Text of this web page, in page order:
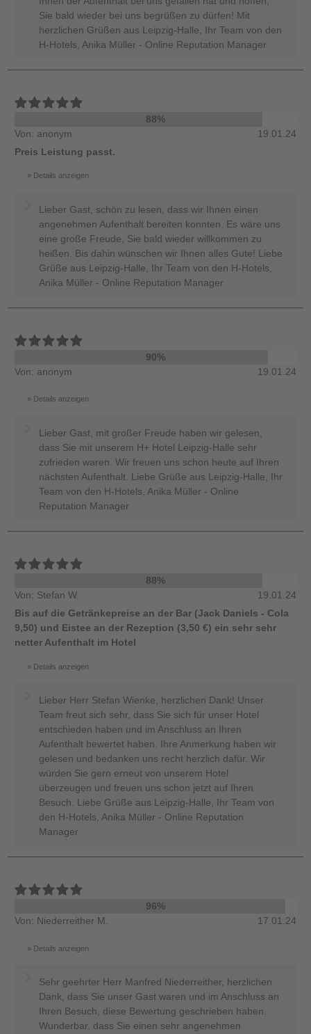
Sie bald wieder bei uns begrüßen zu dürfen! Mit
herzlichen Grüßen aus Leipzig-Halle, Ihr Team von den
H-Hotels, Anika Müller - Online Reputation Manager
88%
Von: anonym
19.01.24
Preis Leistung passt.
Details anzeigen
Lieber Gast, schön zu lesen, dass wir Ihnen einen
angenehmen Aufenthalt bereiten konnten. Es wäre uns
eine große Freude, Sie bald wieder willkommen zu
heißen. Bis dahin wünschen wir Ihnen alles Gute! Liebe
Grüße aus Leipzig-Halle, Ihr Team von den H-Hotels,
Anika Müller - Online Reputation Manager
90%
Von: anonym
19.01.24
Details anzeigen
Lieber Gast, mit großer Freude haben wir gelesen,
dass Sie mit unserem H+ Hotel Leipzig-Halle sehr
zufrieden waren. Wir freuen uns schon heute auf Ihren
nächsten Aufenthalt. Liebe Grüße aus Leipzig-Halle, Ihr
Team von den H-Hotels, Anika Müller - Online
Reputation Manager
88%
Von: Stefan W.
19.01.24
Bis auf die Getränkepreise an der Bar (Jack Daniels - Cola
9,50) und Eistee an der Rezeption (3,50 €) ein sehr sehr
netter Aufenthalt im Hotel
Details anzeigen
Lieber Herr Stefan Wienke, herzlichen Dank! Unser
Team freut sich sehr, dass Sie sich für unser Hotel
entschieden haben und im Anschluss an Ihren
Aufenthalt bewertet haben. Ihre Anmerkung haben wir
gelesen und bedanken uns recht herzlich dafür. Wir
würden Sie gern erneut von unserem Hotel
überzeugen und freuen uns schon jetzt auf Ihren
Besuch. Liebe Grüße aus Leipzig-Halle, Ihr Team von
den H-Hotels, Anika Müller - Online Reputation
Manager
96%
Von: Niederreither M.
17.01.24
Details anzeigen
Sehr geehrter Herr Manfred Niederreither, herzlichen
Dank, dass Sie unser Gast waren und im Anschluss an
Ihren Besuch, diese Bewertung geschrieben haben.
Wunderbar, dass Sie einen sehr angenehmen